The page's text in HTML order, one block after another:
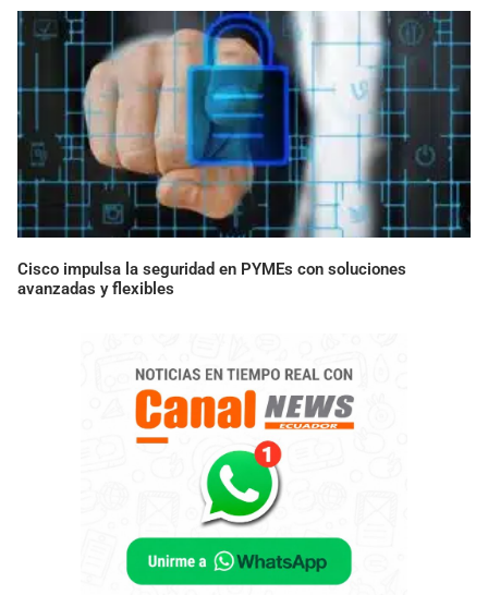
Cisco impulsa la seguridad en PYMEs con soluciones
avanzadas y flexibles